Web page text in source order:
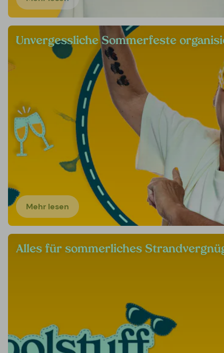
Unvergessliche Sommerfeste
Mehr lesen
Alles für sommerliches